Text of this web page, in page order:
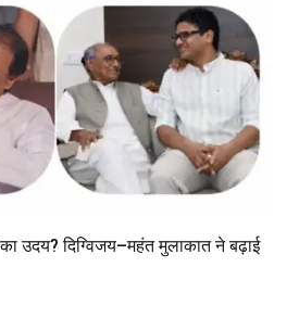
का उदय? दिग्विजय–महंत मुलाकात ने बढ़ाई